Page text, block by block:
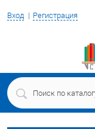
Вход Регистрация